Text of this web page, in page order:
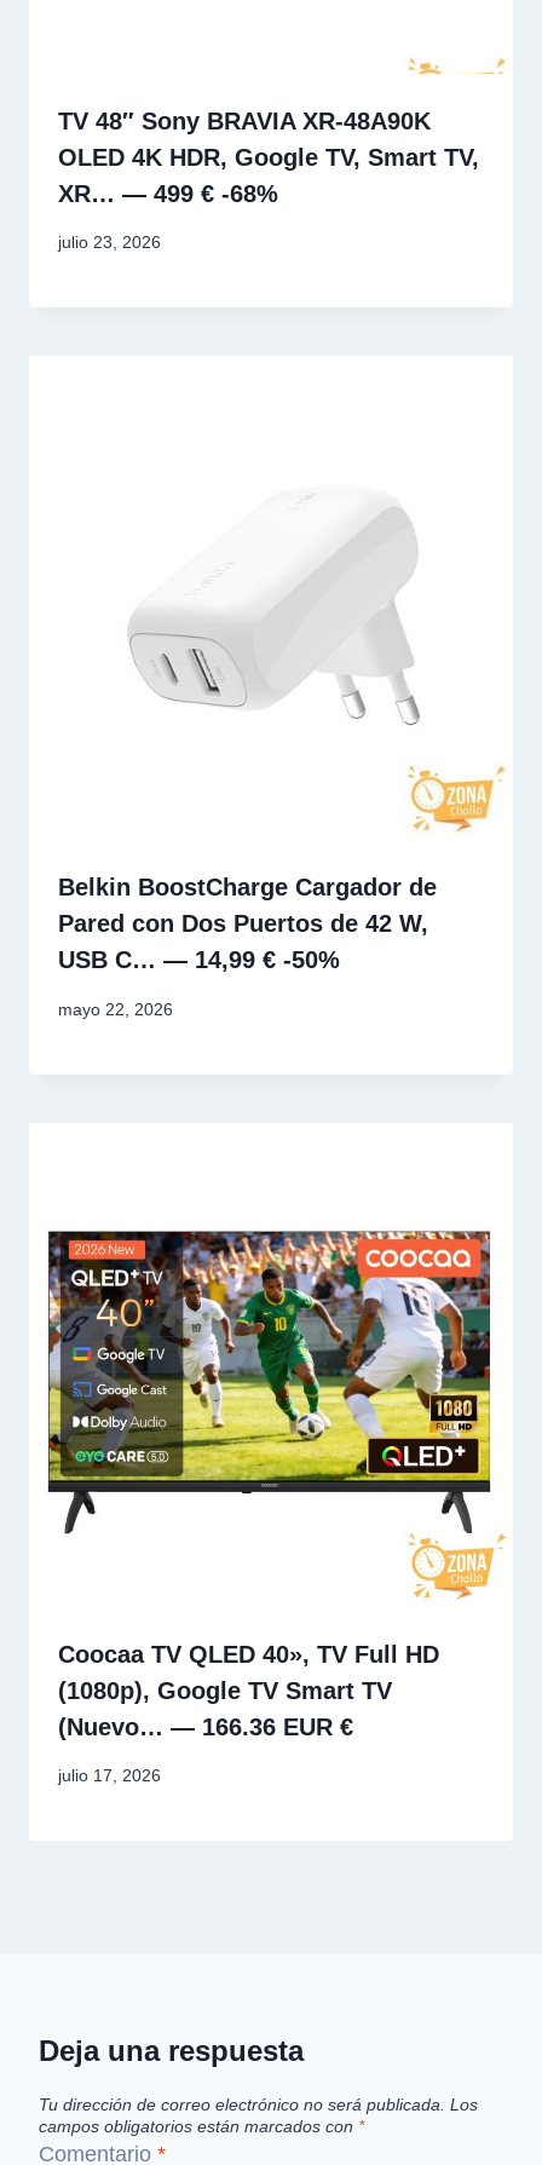
TV 48″ Sony BRAVIA XR-48A90K
OLED 4K HDR, Google TV, Smart TV,
XR… — 499 € -68%
julio 23, 2026
Belkin BoostCharge Cargador de
Pared con Dos Puertos de 42 W,
USB C… — 14,99 € -50%
mayo 22, 2026
Coocaa TV QLED 40», TV Full HD
(1080p), Google TV Smart TV
(Nuevo… — 166.36 EUR €
julio 17, 2026
Deja una respuesta
Tu dirección de correo electrónico no será publicada. Los
campos obligatorios están marcados con *
Comentario *